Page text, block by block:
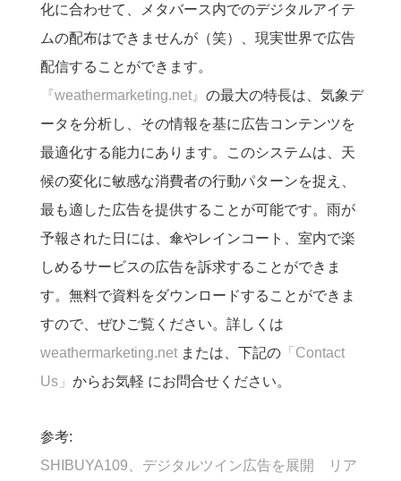
化に合わせて、メタバース内でのデジタルアイテ
ムの配布はできませんが（笑）、現実世界で広告
配信することができます。
『weathermarketing.net』 の最大の特長は、気象デ
ータを分析し、その情報を基に広告コンテンツを
最適化する能力にあります。このシステムは、天
候の変化に敏感な消費者の行動パターンを捉え、
最も適した広告を提供することが可能です。雨が
予報された日には、傘やレインコート、室内で楽
しめるサービスの広告を訴求することができま
す。無料で資料をダウンロードすることができま
すので、ぜひご覧ください。詳しくは
weathermarketing.netまたは、下記の「Contact
Us」 からお気軽 にお問合せください。
参考:
SHIBUYA109、デジタルツイン広告を展開 リア